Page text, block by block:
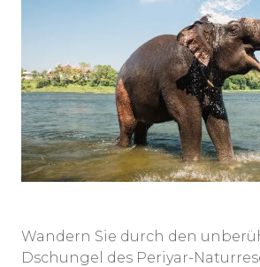
Wandern Sie durch den
Dschungel des Periyar-